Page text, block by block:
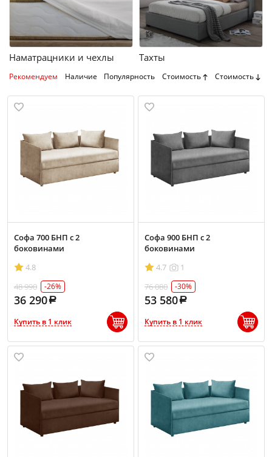
Наматрацники и чехлы Тахты
Рекомендуем Наличие Популярность Стоимость Стоимость
Софа 700 БНП с 2
боковинами
4.8
48 990
-26%
36 290
Купить в 1 клик
Софа 900 БНП с 2
боковинами
4.7
1
76 080
-30%
53 580
Купить в 1 клик